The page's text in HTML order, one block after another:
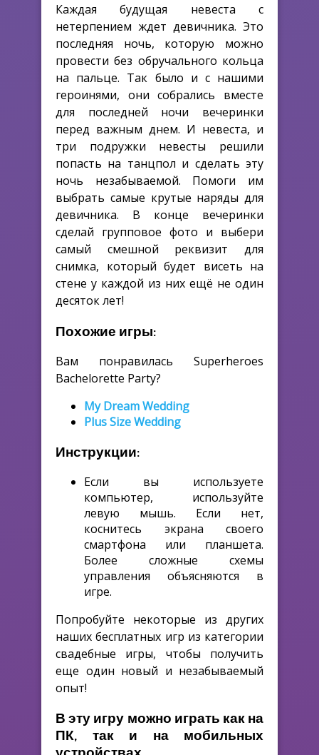
Каждая будущая невеста с
нетерпением ждет девичника. Это
последняя ночь, которую можно
провести без обручального кольца
на пальце. Так было и с нашими
героинями, они собрались вместе
для последней ночи вечеринки
перед важным днем. И невеста, и
три подружки невесты решили
попасть на танцпол и сделать эту
ночь незабываемой. Помоги им
выбрать самые крутые наряды для
девичника. В конце вечеринки
сделай групповое фото и выбери
самый смешной реквизит для
снимка, который будет висеть на
стене у каждой из них ещё не один
десяток лет!
Похожие игры:
Вам понравилась Superheroes
Bachelorette Party?
My Dream Wedding
Plus Size Wedding
Инструкции:
Если вы используете
компьютер, используйте
левую мышь. Если нет,
коснитесь экрана своего
смартфона или планшета.
Более сложные схемы
управления объясняются в
игре.
Попробуйте некоторые из других
наших бесплатных игр из категории
свадебные игры, чтобы получить
еще один новый и незабываемый
опыт!
В эту игру можно играть как на
ПК, так и на мобильных